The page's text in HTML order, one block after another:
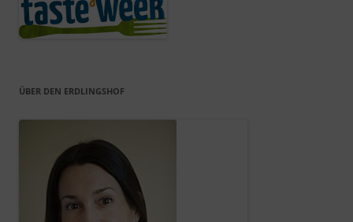
ÜBER DEN ERDLINGSHOF